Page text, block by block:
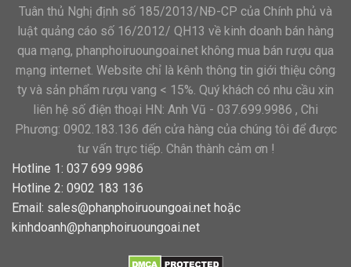
Tuân thủ Nghị định số 185/2013/NĐ-CP của Chính phủ và
luật quảng cáo số 16/2012/ QH13 về kinh doanh bán hàng
qua mạng, phanphoiruoungoai.net không mua bán rượu qua
mạng internet. Website chỉ là kênh thông tin giới thiệu công
ty và sản phẩm rượu vang < 15%. Quý khách có nhu cầu xin
liên hệ số điện thoại HN: Anh Vũ - 037.699.9986 , Chi
Phương: 0902.183.136 đến cửa hàng của chúng tôi để được
tư vấn trực tiếp. Chân thành cảm ơn !
Hotline 1: 037 699 9986
Hotline 2: 0902 183 136
Email: sales@phanphoiruoungoai.net hoặc
kinhdoanh@phanphoiruoungoai.net